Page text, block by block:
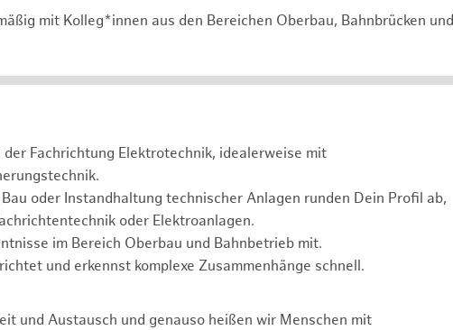
mit Kolleg*innen aus den Bereichen Oberbau, Bahnbrücken und
Fachrichtung Elektrotechnik, idealerweise mit
oder Instandhaltung technischer Anlagen runden Dein Profil ab,
oder Elektroanlagen.
im Bereich Oberbau und Bahnbetrieb mit.
und erkennst komplexe Zusammenhänge schnell.
und Austausch und genauso heißen wir Menschen mit